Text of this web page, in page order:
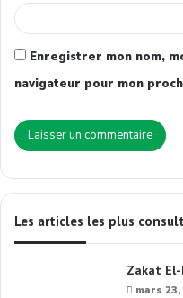
Enregistrer mon nom,
navigateur pour mon
Les articles les plus
Zakat
mars 23,